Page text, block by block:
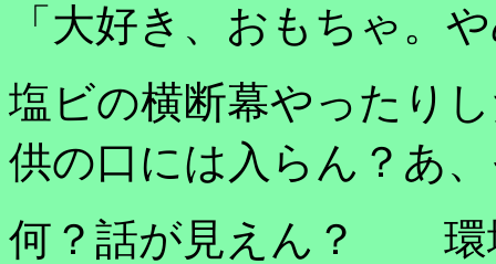
「大好き、おもちゃ。
塩ビの横断幕やったり
供の口には入らん？あ
何？話が見えん？ 環